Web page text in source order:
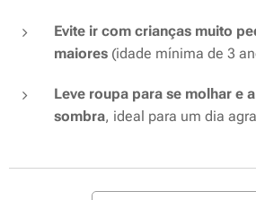
Evite ir com crianças muito
maiores (idade mínima de 3
Leve roupa para se molhar e
sombra, ideal para um dia